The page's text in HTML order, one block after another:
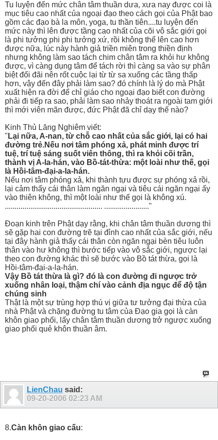
Tu luyện đến mức chân tâm thuần dưa, xưa nay được coi là
mục tiêu cao nhất của ngoại đạo theo cách gọi của Phật bao
gồm các đạo bà la môn, yoga, tu thần tiên....tu luyện đến
mức này thì lên được tầng cao nhất của cõi vô sắc giới gọi
là phi tưởng phi phi tưởng xứ, rồi không thể lên cao hơn
được nữa, lúc này hành giả triền miên trong thiền định
nhưng không làm sao tách chim chân tâm ra khỏi hư không
được, vì càng dụng tâm để tách rời thì càng sa vào sự phân
biệt đối đãi nên rốt cuộc lại từ từ sa xuống các tầng thấp
hơn, vậy đến đây phải làm sao? đó chính là lý do mà Phật
xuất hiện ra đời để chỉ giáo cho ngoại đạo biết con đường
phải đi tiếp ra sao, phải làm sao nhảy thoát ra ngoài tam giới
thì mới viên mãn được, đức Phật đã chỉ dạy thế nào?
Kinh Thủ Lăng Nghiêm viết:
" Lại nữa, A-nan, từ chỗ cao nhất của sắc giới, lại có hai
đường trẻ.Nếu nơi tâm phóng xả, phát minh được trí
tuệ, trí tuệ sáng suốt viên thông, thì ra khỏi cõi trần,
thành vị A-la-hán, vào Bồ-tát-thừa: một loài như thế, gọi
là Hồi-tâm-đại-a-la-hán.
Nếu nơi tâm phóng xả, khi thành tựu được sự phóng xả rồi,
lại cảm thấy cái thân làm ngăn ngại và tiêu cái ngăn ngại ấy
vào thiên không, thì một loài như thế gọi là không xú.
.................................................. ......................."
Đoạn kinh trên Phật dạy rằng, khi chân tâm thuần dương thì
sẽ gặp hai con đường trẽ tại đỉnh cao nhất của sắc giới, nếu
tại đây hành giả thấy cái thân còn ngăn ngại bèn tiêu luôn
thân vào hư không thì bước tiếp vào vô sắc giới, ngược lại
theo con đường khác thì sẽ bước vào Bồ tát thừa, gọi là
Hồi-tâm-đại-a-la-hán.
Vậy Bồ tát thừa là gì? đó là con đường đi ngược trở
xuống nhân loại, thậm chí vào cảnh địa ngục để độ tận
chúng sinh
Thật là một sự trùng hợp thú vị giữa tư tưởng đại thừa của
nhà Phật và chặng đường tu tâm của Đạo gia gọi là càn
khôn giao phối, lấy chân tâm thuần dương trở ngược xuống
giao phối quẻ khôn thuần âm.
LienChau said:
09-20-2006 02:23 AM
8.Càn khôn giao cấu: